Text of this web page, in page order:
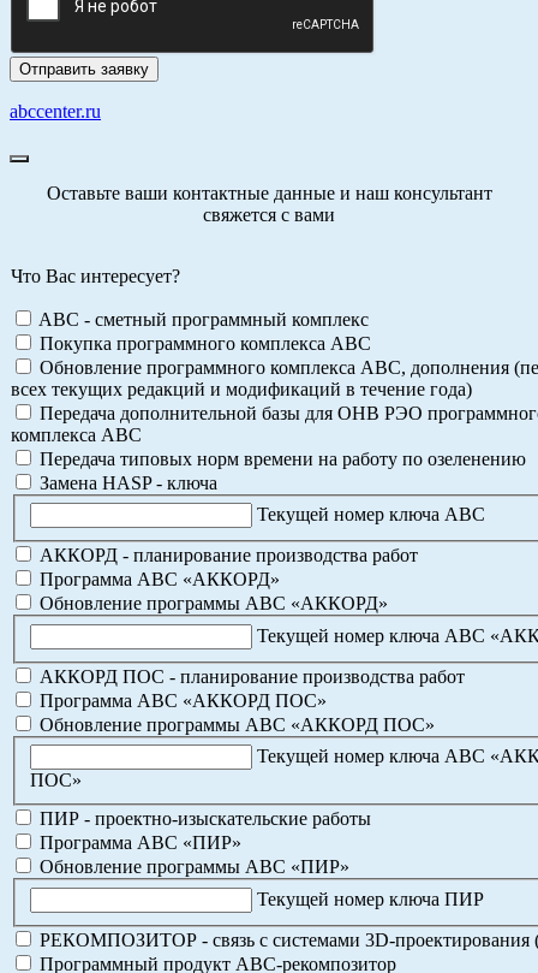
abccenter.ru
Оставьте ваши контактные данные и наш консультант
свяжется с вами
Что Вас интересует?
ABC - сметный программный комплекс
Покупка программного комплекса АВС
Обновление программного комплекса АВС, дополнения
всех текущих редакций и модификаций в течение года)
Передача дополнительной базы для ОНВ РЭО
комплекса АВС
Передача типовых норм времени на работу по озеленению
Замена HASP - ключа
Текущей номер ключа АВС
АККОРД - планирование производства работ
Программа АВС «АККОРД»
Обновление программы АВС «АККОРД»
Текущей номер ключа АВС
АККОРД ПОС - планирование производства работ
Программа АВС «АККОРД ПОС»
Обновление программы АВС «АККОРД ПОС»
Текущей номер ключа АВС
ПОС»
ПИР - проектно-изыскательские работы
Программа АВС «ПИР»
Обновление программы АВС «ПИР»
Текущей номер ключа ПИР
РЕКОМПОЗИТОР - связь с системами 3D-проектирования
Программный продукт АВС-рекомпозитор